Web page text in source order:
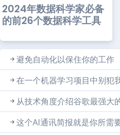
2024年数据科学家必备
的前26个数据科学工具
避免自动化以保住你的工作
在一个机器学习项目中别犯
从技术角度介绍谷歌最强大
这个AI通讯简报就是你所需